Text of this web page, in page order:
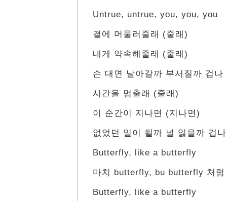
Untrue, untrue, you, you, you
곁에 머물러줄래 (줄래)
내게 약속해줄래 (줄래)
손 대면 날아갈까 부서질까 겁나
시간을 멈출래 (줄래)
이 순간이 지나면 (지나면)
없었던 일이 될까 널 잃을까 겁
Butterfly, like a butterfly
마치 butterfly, bu butterfly 처럼
Butterfly, like a butterfly